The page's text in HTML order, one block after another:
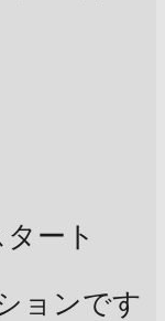
ート
ョンです